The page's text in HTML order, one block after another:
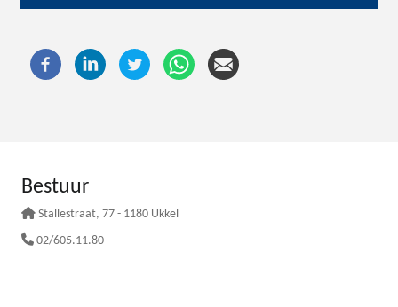
Bestuur
Stallestraat, 77 - 1180 Ukkel
02/605.11.80